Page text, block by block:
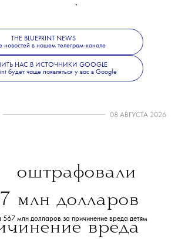
покажут новую коллекцию в
недели моды в Париже.
— втелеграм-канале
THE BLUEPRINT NEWS
новостей в нашем телеграм-канале
НАС В ИСТОЧНИКИ GOOGLE
будет чаще появляться у вас в Google
08 АВГУСТА 2026
оштрафовали
млн долларов
вреда